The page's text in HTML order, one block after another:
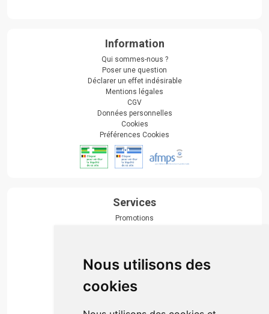
Nous utilisons des
cookies
Information
Qui sommes-nous ?
Poser une question
Déclarer un effet indésirable
Mentions légales
CGV
Données personnelles
Cookies
Préférences Cookies
Services
Promotions
Actualités & conseils
Événements
Marques
Suivez-nous